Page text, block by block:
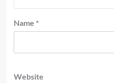
Name *
Website